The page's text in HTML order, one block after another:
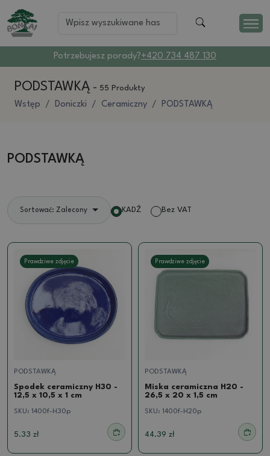
Potrzebujesz porady?+420 734 487 130
PODSTAWKĄ - 55 Produkty
Wstęp Doniczki Ceramiczny PODSTAWKĄ
PODSTAWKĄ
Sortować: Zalecony KADŹ Bez VAT
Prawdziwe zdjęcie
PODSTAWKĄ
Spodek ceramiczny H30 -
12,5 x 10,5 x 1 cm
SKU: 1400f-H30p
5.33 zł
Prawdziwe zdjęcie
PODSTAWKĄ
Miska ceramiczna H20 -
26,5 x 20 x 1,5 cm
SKU: 1400f-H20p
44.39 zł